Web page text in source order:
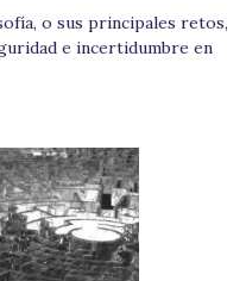
o sus principales retos,
e incertidumbre en